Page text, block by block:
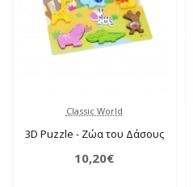
Classic World
3D Puzzle - Ζώα του Δάσους
10,20€